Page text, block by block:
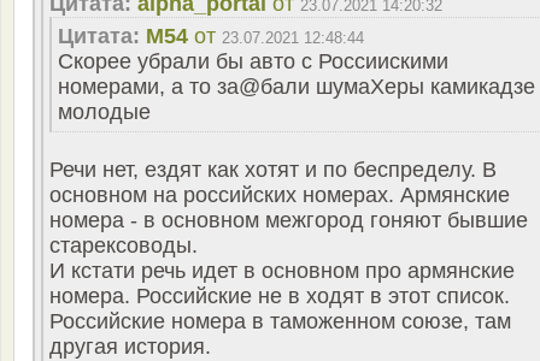
23.07.2021 14:20:32
Цитата: M54 от 23.07.2021 12:48:44
Скорее убрали бы авто с Россиискими
номерами, а то за@бали шумаХеры камикадзе
молодые
Речи нет, ездят как хотят и по беспределу. В
основном на российских номерах. Армянские
номера - в основном межгород гоняют бывшие
старексоводы.
И кстати речь идет в основном про армянские
номера. Российские не в ходят в этот список.
Российские номера в таможенном союзе, там
другая история.